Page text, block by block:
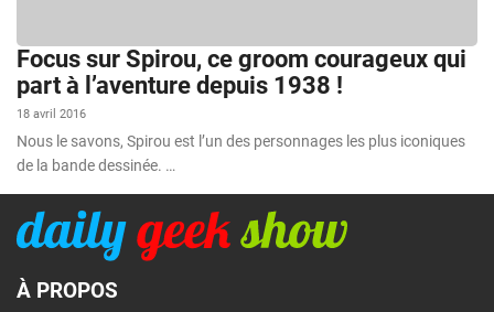
Focus sur Spirou, ce groom courageux qui
part à l’aventure depuis 1938 !
18 avril 2016
Nous le savons, Spirou est l’un des personnages les plus iconiques
de la bande dessinée. …
À PROPOS